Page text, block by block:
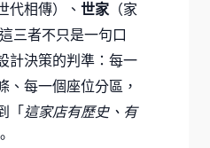
代相傳）、 世家 （家
三者不只是一句口
計決策的判準：每一
、每一個座位分區，
「 這家店有歷史、有